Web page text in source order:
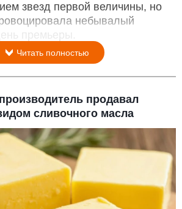
звезд первой величины, но
небывалый
премьеры.
Читать полностью
продавал
сливочного масла